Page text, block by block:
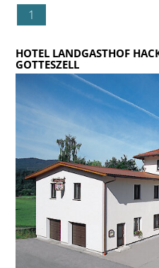
1
HOTEL LANDGASTHOF
GOTTESZELL